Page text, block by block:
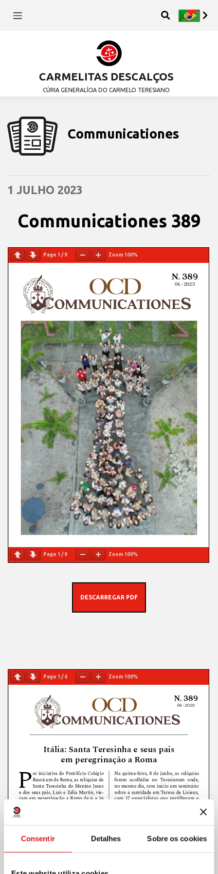
Consentir Detalhes Sobre os cookies
CARMELITAS DESCALÇOS
CÚRIA GENERALÍCIA DO CARMELO TERESIANO
Communicationes
1 JULHO 2023
Communicationes 389
Page 1 /9 Zoom 100%
Page 1 /9 Zoom 100%
DESCARREGAR PDF
Page 1 /4 Zoom 100%